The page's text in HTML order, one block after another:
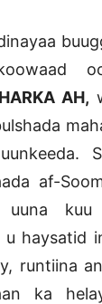
AH,
af-
uuna
u haysatid
runtiina
ka